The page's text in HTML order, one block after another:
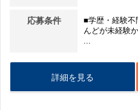
応募条件
■学歴・経験
んどが未経験
詳細を見る